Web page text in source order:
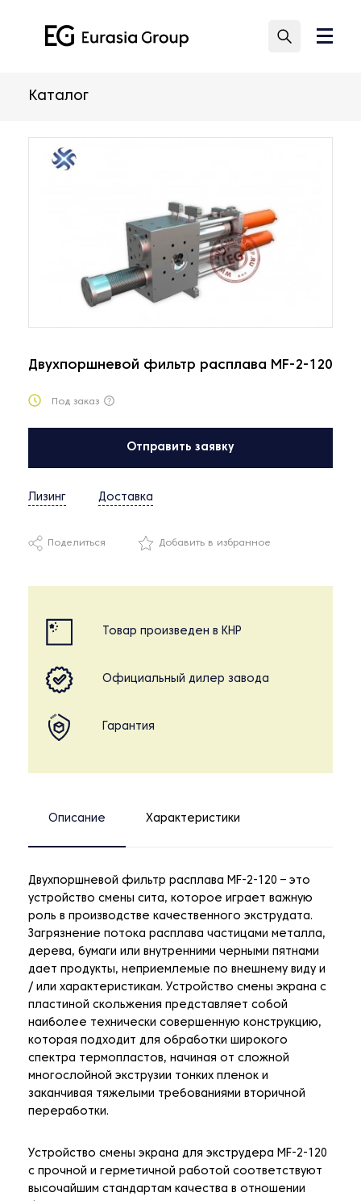
Каталог
Двухпоршневой фильтр расплава MF-2-120
Под заказ
Отправить заявку
Лизинг Доставка
Поделиться Добавить в избранное
Товар произведен в КНР
Официальный дилер завода
Гарантия
Описание Характеристики
Двухпоршневой фильтр расплава MF-2-120 – это
устройство смены сита, которое играет важную
роль в производстве качественного экструдата.
Загрязнение потока расплава частицами металла,
дерева, бумаги или внутренними черными пятнами
дает продукты, неприемлемые по внешнему виду и
/ или характеристикам. Устройство смены экрана с
пластиной скольжения представляет собой
наиболее технически совершенную конструкцию,
которая подходит для обработки широкого
спектра термопластов, начиная от сложной
многослойной экструзии тонких пленок и
заканчивая тяжелыми требованиями вторичной
переработки.
Устройство смены экрана для экструдера MF-2-120
с прочной и герметичной работой соответствуют
высочайшим стандартам качества в отношении